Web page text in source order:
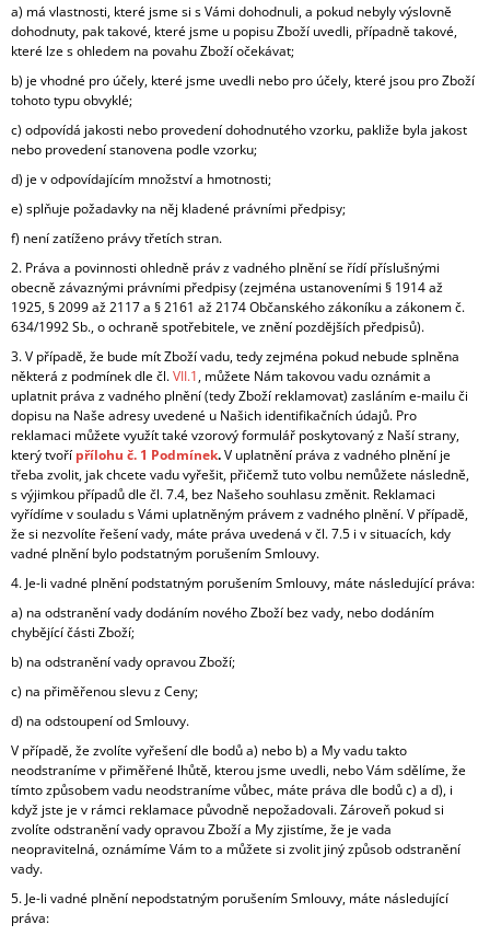
a) má vlastnosti, které jsme si s Vámi dohodnuli, a pokud nebyly výslovně
dohodnuty, pak takové, které jsme u popisu Zboží uvedli, případně takové,
které lze s ohledem na povahu Zboží očekávat;
b) je vhodné pro účely, které jsme uvedli nebo pro účely, které jsou pro Zboží
tohoto typu obvyklé;
c) odpovídá jakosti nebo provedení dohodnutého vzorku, pakliže byla jakost
nebo provedení stanovena podle vzorku;
d) je v odpovídajícím množství a hmotnosti;
e) splňuje požadavky na něj kladené právními předpisy;
f) není zatíženo právy třetích stran.
2. Práva a povinnosti ohledně práv z vadného plnění se řídí příslušnými
obecně závaznými právními předpisy (zejména ustanoveními § 1914 až
1925, § 2099 až 2117 a § 2161 až 2174 Občanského zákoníku a zákonem č.
634/1992 Sb., o ochraně spotřebitele, ve znění pozdějších předpisů).
3. V případě, že bude mít Zboží vadu, tedy zejména pokud nebude splněna
některá z podmínek dle čl.VII.1, můžete Nám takovou vadu oznámit a
uplatnit práva z vadného plnění (tedy Zboží reklamovat) zasláním e-mailu či
dopisu na Naše adresy uvedené u Našich identifikačních údajů. Pro
reklamaci můžete využít také vzorový formulář poskytovaný z Naší strany,
který tvoří přílohu č. 1 Podmínek.V uplatnění práva z vadného plnění je
třeba zvolit, jak chcete vadu vyřešit, přičemž tuto volbu nemůžete následně,
s výjimkou případů dle čl. 7.4, bez Našeho souhlasu změnit. Reklamaci
vyřídíme v souladu s Vámi uplatněným právem z vadného plnění. V případě,
že si nezvolíte řešení vady, máte práva uvedená v čl. 7.5 i v situacích, kdy
vadné plnění bylo podstatným porušením Smlouvy.
4. Je-li vadné plnění podstatným porušením Smlouvy, máte následující práva:
a) na odstranění vady dodáním nového Zboží bez vady, nebo dodáním
chybějící části Zboží;
b) na odstranění vady opravou Zboží;
c) na přiměřenou slevu z Ceny;
d) na odstoupení od Smlouvy.
V případě, že zvolíte vyřešení dle bodů a) nebo b) a My vadu takto
neodstraníme v přiměřené lhůtě, kterou jsme uvedli, nebo Vám sdělíme, že
tímto způsobem vadu neodstraníme vůbec, máte práva dle bodů c) a d), i
když jste je v rámci reklamace původně nepožadovali. Zároveň pokud si
zvolíte odstranění vady opravou Zboží a My zjistíme, že je vada
neopravitelná, oznámíme Vám to a můžete si zvolit jiný způsob odstranění
vady.
5. Je-li vadné plnění nepodstatným porušením Smlouvy, máte následující
práva: